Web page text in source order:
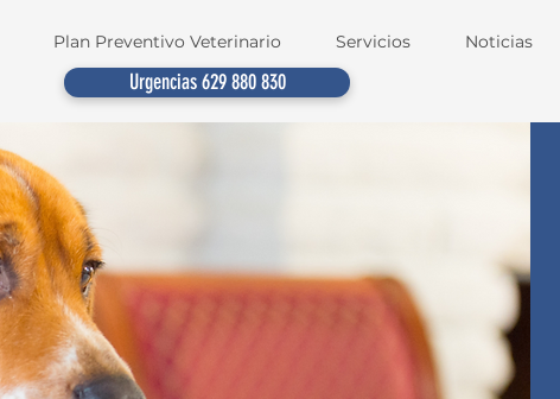
Plan Preventivo Veterinario Servicios Noticias
Urgencias 629 880 830